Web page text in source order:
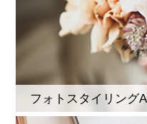
フォトスタイリング